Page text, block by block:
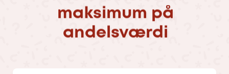
maksimum på
andelsværdi